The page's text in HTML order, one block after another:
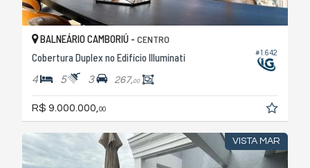
#1.642
BALNEÁRIO CAMBORIÚ - CENTRO
Cobertura Duplex no Edifício Illuminati
4 5 3 267,00
R$ 9.000.000, 00
VISTA MAR